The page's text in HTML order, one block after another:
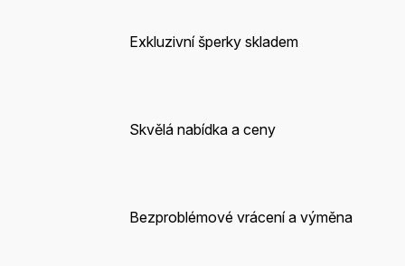
Exkluzivní šperky skladem
Skvělá nabídka a ceny
Bezproblémové vrácení a výměna